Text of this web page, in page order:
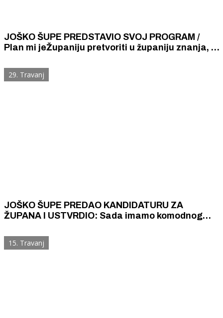
JOŠKO ŠUPE PREDSTAVIO SVOJ PROGRAM /
Plan mi jeŽupaniju pretvoriti u županiju znanja, a
zaleđa i otoka
29. Travanj
JOŠKO ŠUPE PREDAO KANDIDATURU ZA
ŽUPANA I USTVRDIO: Sada imamo komodnog
kolegica pa ni one koje sežu direktno u zgradu
županije
15. Travanj